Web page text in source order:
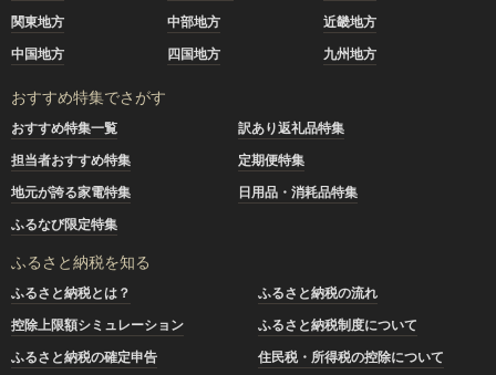
関東地方
中部地方
近畿地方
中国地方
四国地方 九州地方
おすすめ特集でさがす
おすすめ特集一覧
訳あり返礼品特集
担当者おすすめ特集
定期便特集
地元が誇る家電特集
日用品・消耗品特集
ふるなび限定特集
ふるさと納税を知る
ふるさと納税とは？
ふるさと納税の流れ
控除上限額シミュレーション
ふるさと納税制度について
ふるさと納税の確定申告
住民税・所得税の控除について